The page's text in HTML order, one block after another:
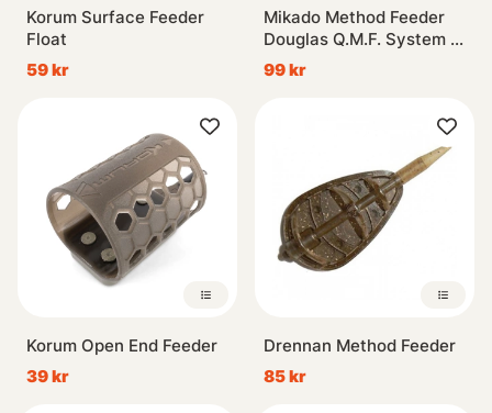
Korum Surface Feeder
Float
59 kr
Mikado Method Feeder
Douglas Q.M.F. System L
Set
99 kr
Korum Open End Feeder
39 kr
Drennan Method Feeder
85 kr